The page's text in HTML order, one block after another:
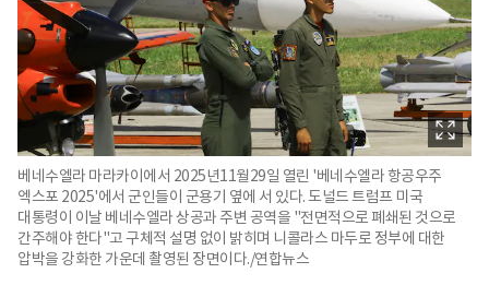
베네수엘라 마라카이에서 2025년11월29일 열린 '베네수엘라 항공우주
엑스포 2025'에서 군인들이 군용기 옆에 서 있다. 도널드 트럼프 미국
대통령이 이날 베네수엘라 상공과 주변 공역을 "전면적으로 폐쇄된 것으로
간주해야 한다"고 구체적 설명 없이 밝히며 니콜라스 마두로 정부에 대한
압박을 강화한 가운데 촬영된 장면이다./연합뉴스